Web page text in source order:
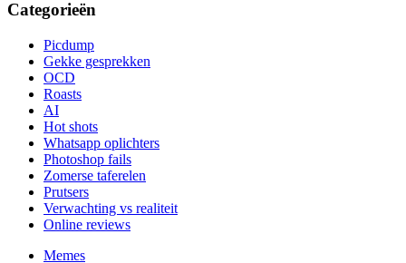
Categorieën
Picdump
Gekke gesprekken
OCD
Roasts
AI
Hot shots
Whatsapp oplichters
Photoshop fails
Zomerse taferelen
Prutsers
Verwachting vs realiteit
Online reviews
Memes